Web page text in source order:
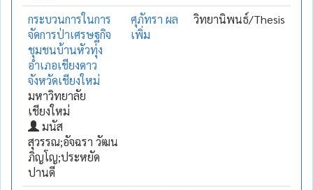
กระบวนการในการ
จัดการป่าเศรษฐกิจ
ชุมชนบ้านหัวทุ่ง
อำเภอเชียงดาว
จังหวัดเชียงใหม่
มหาวิทยาลัย
เชียงใหม่
มนัส
สุวรรณ;อัจฉรา วัฒน
ภิญโญ;ประหยัด
ปานดี
ศุภัทรา ผล
เพิ่ม
วิทยานิพนธ์/Thesis